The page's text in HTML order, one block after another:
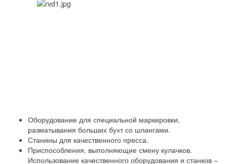
Оборудование для специальной маркировки,
разматывания больших бухт со шлангами.
Станины для качественного пресса.
Приспособления, выполняющие смену кулачков.
Использование качественного оборудования и станков –